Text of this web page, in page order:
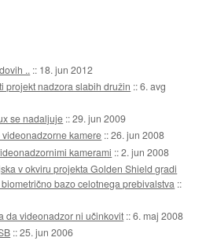
.. :: 18. jun 2012
projekt nadzora slabih družin ::6. avg
se nadaljuje ::29. jun 2009
kamere ::26. jun 2008
kamerami ::2. jun 2008
v okviru projekta Golden Shield gradi
bazo celotnega prebivalstva ::
da videonadzor ni učinkovit ::6. maj 2008
::25. jun 2006